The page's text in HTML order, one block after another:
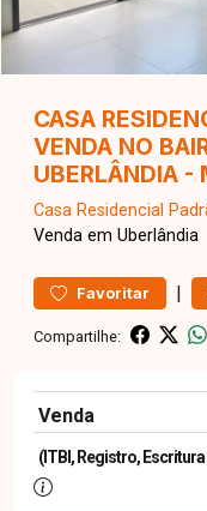
CASA
VENDA NO
UBERLÂNDIA -
Casa Residencial
Venda em Uberlândia
Favoritar |
Compartilhe:
Venda
(ITBI, Registro,